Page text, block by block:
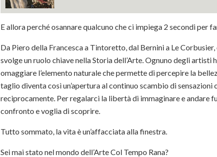
E allora perché osannare qualcuno che ci impiega 2 secondi per
Da Piero della Francesca a Tintoretto, dal Bernini a Le
svolge un ruolo chiave nella Storia dell’Arte. Ognuno degli
omaggiare l’elemento naturale che permette di percepire la
taglio diventa così un’apertura al continuo scambio di
reciprocamente. Per regalarci la libertà di immaginare e andare
confronto e voglia di scoprire.
Tutto sommato, la vita è un’affacciata alla finestra.
Sei mai stato nel mondo dell’Arte Col Tempo Rana?